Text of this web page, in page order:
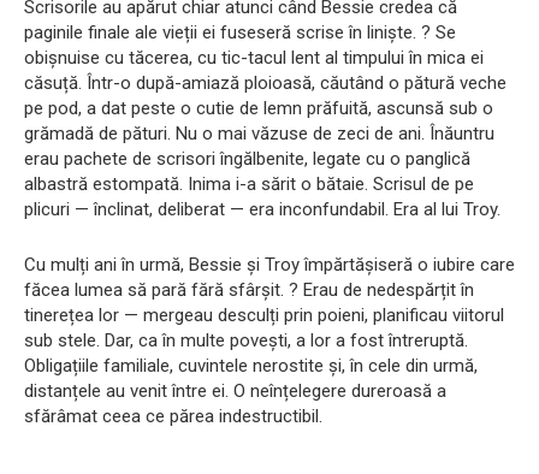
Scrisorile au apărut chiar atunci când Bessie credea că
paginile finale ale vieții ei fuseseră scrise în liniște. ? Se
obișnuise cu tăcerea, cu tic-tacul lent al timpului în mica ei
căsuță. Într-o după-amiază ploioasă, căutând o pătură veche
pe pod, a dat peste o cutie de lemn prăfuită, ascunsă sub o
grămadă de pături. Nu o mai văzuse de zeci de ani. Înăuntru
erau pachete de scrisori îngălbenite, legate cu o panglică
albastră estompată. Inima i-a sărit o bătaie. Scrisul de pe
plicuri — înclinat, deliberat — era inconfundabil. Era al lui Troy.
Cu mulți ani în urmă, Bessie și Troy împărtășiseră o iubire care
făcea lumea să pară fără sfârșit. ? Erau de nedespărțit în
tinerețea lor — mergeau desculți prin poieni, planificau viitorul
sub stele. Dar, ca în multe povești, a lor a fost întreruptă.
Obligațiile familiale, cuvintele nerostite și, în cele din urmă,
distanțele au venit între ei. O neînțelegere dureroasă a
sfărâmat ceea ce părea indestructibil.